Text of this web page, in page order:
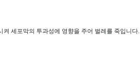
세포막의 투과성에 영향을 주어 벌레를 죽입니다.